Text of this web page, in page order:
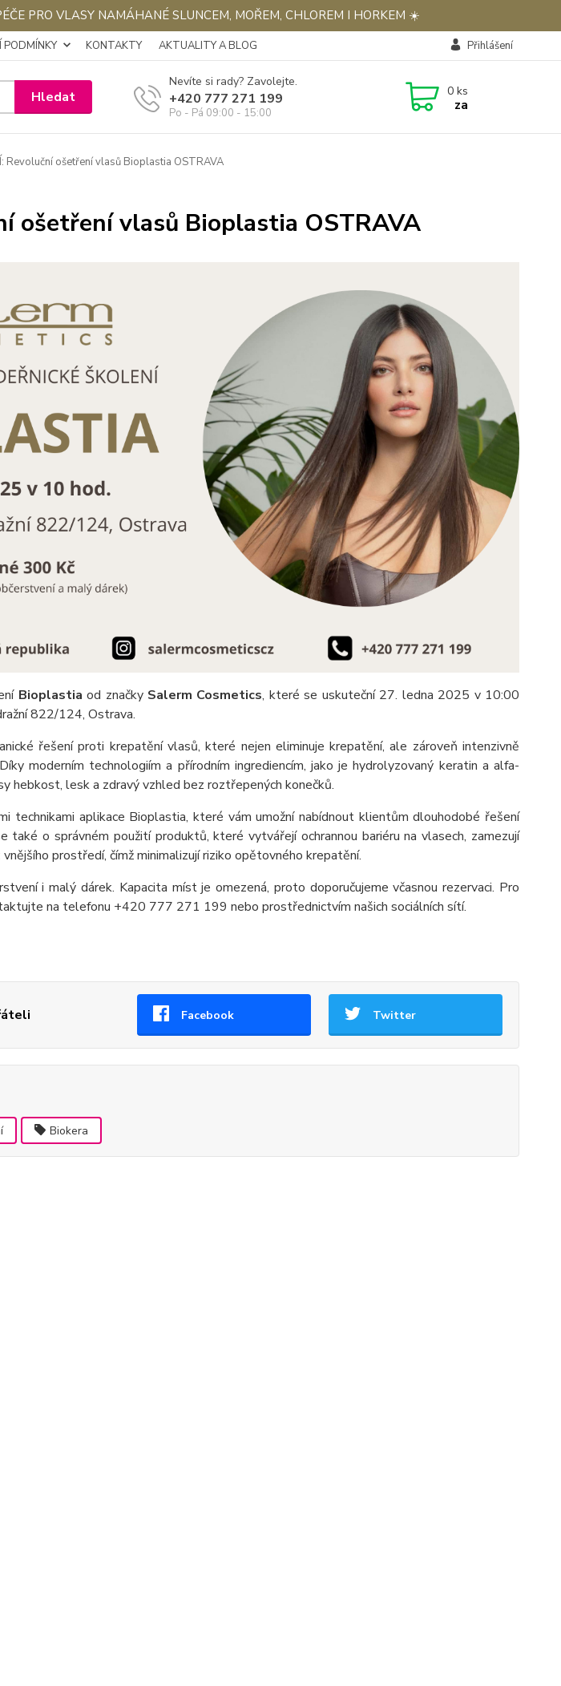
PRO VLASY NAMÁHANÉ SLUNCEM, MOŘEM, CHLOREM I HORKEM ☀️
KONTAKTY AKTUALITY A BLOG Přihlášení
Hledat
Nevíte si rady? Zavolejte.
+420 777 271 199
Po - Pá 09:00 - 15:00
0 ks
za
Revoluční ošetření vlasů Bioplastia OSTRAVA
ošetření vlasů Bioplastia OSTRAVA
Bioplastia od značky Salerm Cosmetics, které se uskuteční 27. ledna 2025 v 10:00
822/124, Ostrava.
řešení proti krepatění vlasů, které nejen eliminuje krepatění, ale zároveň intenzivně
moderním technologiím a přírodním ingrediencím, jako je hydrolyzovaný keratin a alfa-
hebkost, lesk a zdravý vzhled bez roztřepených konečků.
technikami aplikace Bioplastia, které vám umožní nabídnout klientům dlouhodobé řešení
také o správném použití produktů, které vytvářejí ochrannou bariéru na vlasech, zamezují
prostředí, čímž minimalizují riziko opětovného krepatění.
i malý dárek. Kapacita míst je omezená, proto doporučujeme včasnou rezervaci. Pro
na telefonu +420 777 271 199 nebo prostřednictvím našich sociálních sítí.
Facebook Twitter
Biokera